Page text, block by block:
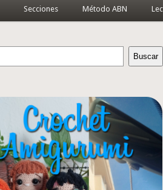
Secciones Método ABN
Buscar